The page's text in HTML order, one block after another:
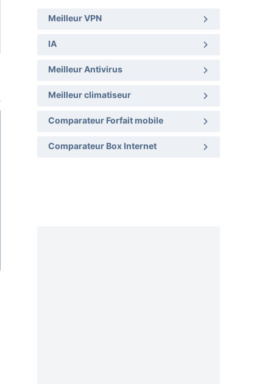
Meilleur VPN
IA
Meilleur Antivirus
Meilleur climatiseur
Comparateur Forfait mobile
Comparateur Box Internet